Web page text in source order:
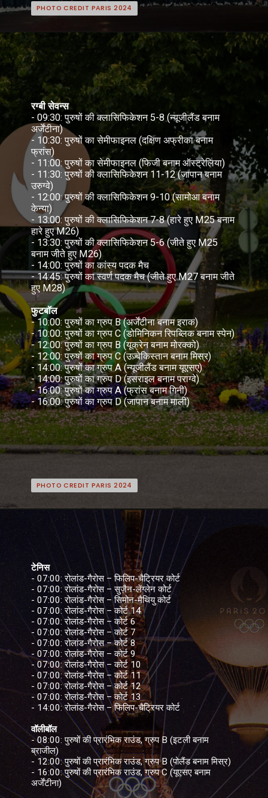
PHOTO CREDIT PARIS 2024
PHOTO CREDIT PARIS 2024
रग्बी सेवन्स
- 09:30: पुरुषों की क्लासिफिकेशन 5-8 (न्यूजीलैंड बनाम
अर्जेंटीना)
- 10:30: पुरुषों का सेमीफाइनल (दक्षिण अफ्रीका बनाम
फ्रांस)
- 11:00: पुरुषों का सेमीफाइनल (फिजी बनाम ऑस्ट्रेलिया)
- 11:30: पुरुषों की क्लासिफिकेशन 11-12 (जापान बनाम
उरुग्वे)
- 12:00: पुरुषों की क्लासिफिकेशन 9-10 (सामोआ बनाम
केन्या)
- 13:00: पुरुषों की क्लासिफिकेशन 7-8 (हारे हुए M25 बनाम
हारे हुए M26)
- 13:30: पुरुषों की क्लासिफिकेशन 5-6 (जीते हुए M25
बनाम जीते हुए M26)
- 14:00: पुरुषों का कांस्य पदक मैच
- 14:45: पुरुषों का स्वर्ण पदक मैच (जीते हुए M27 बनाम जीते
हुए M28)
फुटबॉल
- 10:00: पुरुषों का ग्रुप B (अर्जेंटीना बनाम इराक)
- 10:00: पुरुषों का ग्रुप C (डोमिनिकन रिपब्लिक बनाम स्पेन)
- 12:00: पुरुषों का ग्रुप B (यूक्रेन बनाम मोरक्को)
- 12:00: पुरुषों का ग्रुप C (उज़्बेकिस्तान बनाम मिस्र)
- 14:00: पुरुषों का ग्रुप A (न्यूजीलैंड बनाम यूएसए)
- 14:00: पुरुषों का ग्रुप D (इसराइल बनाम पराग्वे)
- 16:00: पुरुषों का ग्रुप A (फ्रांस बनाम गिनी)
- 16:00: पुरुषों का ग्रुप D (जापान बनाम माली)
PHOTO CREDIT PARIS 2024
PHOTO CREDIT PARIS 2024
टेनिस
- 07:00: रोलांड-गैरोस – फिलिप-चैट्रियर कोर्ट
- 07:00: रोलांड-गैरोस – सुज़ैन-लेंग्लेन कोर्ट
- 07:00: रोलांड-गैरोस – सिमोन-मैथियु कोर्ट
- 07:00: रोलांड-गैरोस – कोर्ट 14
- 07:00: रोलांड-गैरोस – कोर्ट 6
- 07:00: रोलांड-गैरोस – कोर्ट 7
- 07:00: रोलांड-गैरोस – कोर्ट 8
- 07:00: रोलांड-गैरोस – कोर्ट 9
- 07:00: रोलांड-गैरोस – कोर्ट 10
- 07:00: रोलांड-गैरोस – कोर्ट 11
- 07:00: रोलांड-गैरोस – कोर्ट 12
- 07:00: रोलांड-गैरोस – कोर्ट 13
- 14:00: रोलांड-गैरोस – फिलिप-चैट्रियर कोर्ट
वॉलीबॉल
- 08:00: पुरुषों की प्रारंभिक राउंड, ग्रुप B (इटली बनाम
ब्राजील)
- 12:00: पुरुषों की प्रारंभिक राउंड, ग्रुप B (पोलैंड बनाम मिस्र)
- 16:00: पुरुषों की प्रारंभिक राउंड, ग्रुप C (यूएसए बनाम
अर्जेंटीना)